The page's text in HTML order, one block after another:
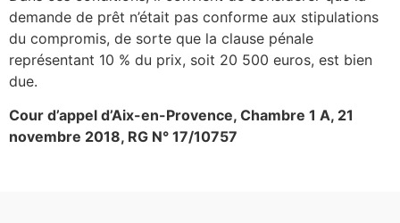
demande de prêt n’était pas conforme aux stipulations
du compromis, de sorte que la clause pénale
représentant 10 % du prix, soit 20 500 euros, est bien
due.
Cour d’appel d’Aix-en-Provence, Chambre 1 A, 21
novembre 2018, RG N° 17/10757